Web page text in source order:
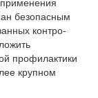
безопасным
контро­
профилактики
крупном